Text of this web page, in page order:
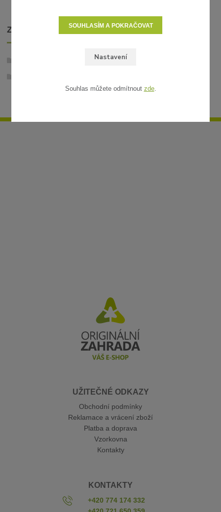
ZBOŽÍ ZAŘAZENO V KATEGORIÍCH
UŽITEČNÉ ODKAZY
Obchodní podmínky
Reklamace a vrácení zboží
Platba a doprava
Vzorkovna
Kontakty
KONTAKTY
+420 774 174 332
Nastavení
SOUHLASÍM A POKRAČOVAT
Souhlas můžete odmítnout zde.